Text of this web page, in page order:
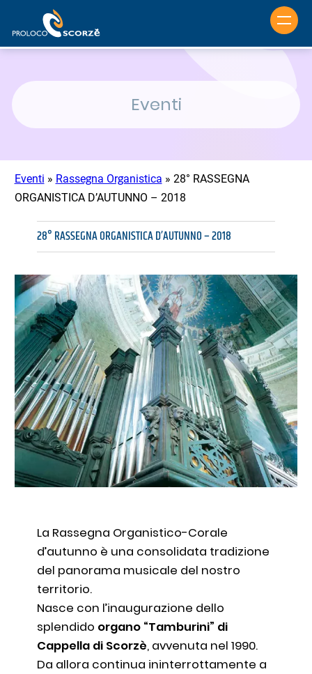
contenuto
Eventi
Eventi » Rassegna Organistica » 28° RASSEGNA
ORGANISTICA D’AUTUNNO – 2018
28° RASSEGNA ORGANISTICA D’AUTUNNO – 2018
La Rassegna Organistico-Corale
d’autunno è una consolidata tradizione
del panorama musicale del nostro
territorio.
Nasce con l’inaugurazione dello
splendido organo “Tamburini” di
Cappella di Scorzè, avvenuta nel 1990.
Da allora continua ininterrottamente a